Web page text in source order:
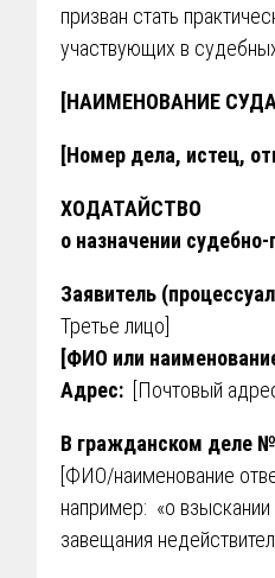
призван стать
участвующих в
[НАИМЕНОВАНИЕ
[Номер дела, истец,
ХОДАТАЙСТВО
о назначении
Заявитель
Третье лицо]
[ФИО или
Адрес: [Почтовый
В гражданском деле №
[ФИО/наименование
например: «о
завещания